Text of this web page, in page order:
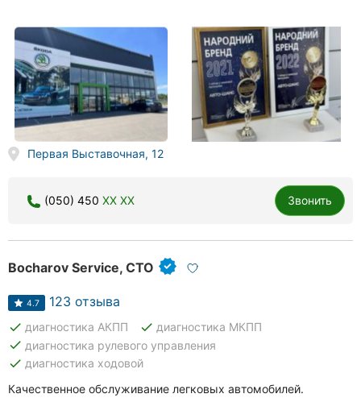
Все
города:
Кропивницкий
Винница
Житомир
Тернополь
Ровно
Одесса
Киев
Харьков
Первая Выставочная, 12
(050) 450 XX XX Звонить
Bocharov Service, СТО
4.7 123 отзыва
done диагностика АКПП done диагностика МКПП
done диагностика рулевого управления
done диагностика ходовой
Качественное обслуживание легковых автомобилей.